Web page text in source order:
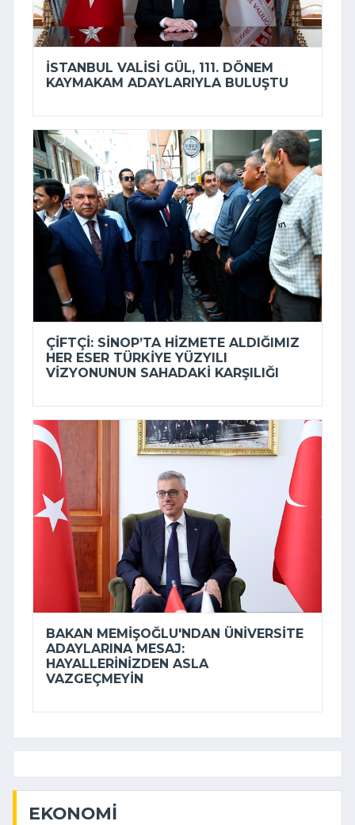
İSTANBUL VALISI GÜL, 111. DÖNEM
KAYMAKAM ADAYLARIYLA BULUŞTU
ÇIFTÇI: SINOP’TA HIZMETE ALDIĞIMIZ
HER ESER TÜRKIYE YÜZYILI
VIZYONUNUN SAHADAKI KARŞILIĞI
BAKAN MEMIŞOĞLU'NDAN ÜNIVERSITE
ADAYLARINA MESAJ:
HAYALLERINIZDEN ASLA
VAZGEÇMEYIN
EKONOMI